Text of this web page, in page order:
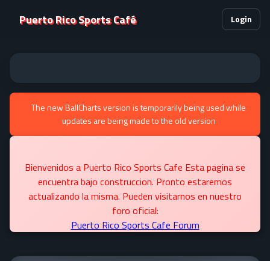
Puerto Rico Sports Café Login
The new BallCharts version is temporarily being used while
updates are being made to the old version
Bienvenidos a Puerto Rico Sports Cafe Esta pagina se
encuentra bajo construccion. Pronto estaremos
actualizando la misma. Pueden visitarnos en nuestro
foro oficial:
Puerto Rico Sports Cafe Forum